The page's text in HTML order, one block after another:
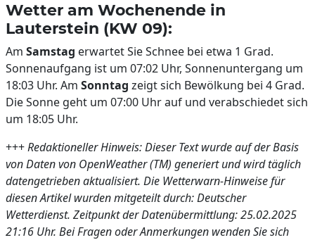
Wetter am Wochenende in
Lauterstein (KW 09):
Am Samstag erwartet Sie Schnee bei etwa 1 Grad.
Sonnenaufgang ist um 07:02 Uhr, Sonnenuntergang um
18:03 Uhr. Am Sonntag zeigt sich Bewölkung bei 4 Grad.
Die Sonne geht um 07:00 Uhr auf und verabschiedet sich
um 18:05 Uhr.
+++Redaktioneller Hinweis: Dieser Text wurde auf der Basis
von Daten von OpenWeather (TM) generiert und wird täglich
datengetrieben aktualisiert. Die Wetterwarn-Hinweise für
diesen Artikel wurden mitgeteilt durch: Deutscher
Wetterdienst. Zeitpunkt der Datenübermittlung: 25.02.2025
21:16 Uhr. Bei Fragen oder Anmerkungen wenden Sie sich